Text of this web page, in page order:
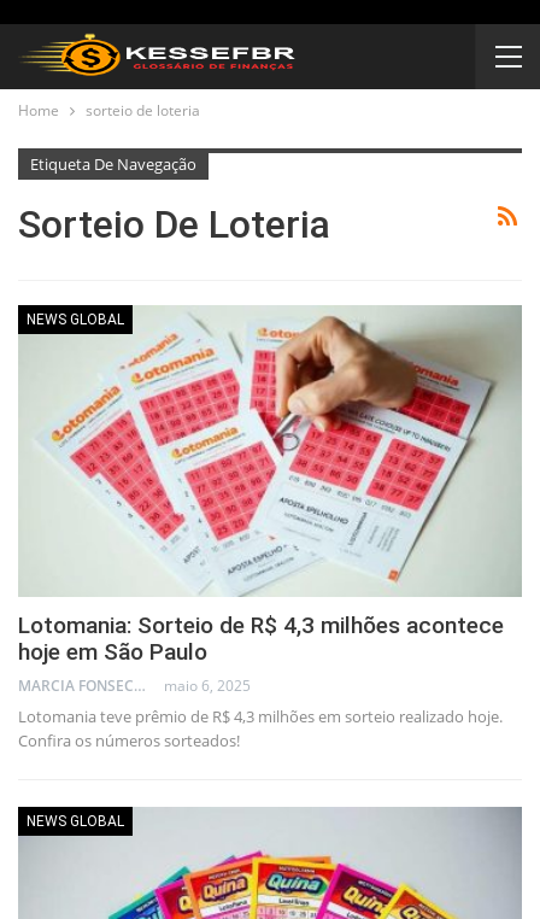
Home sorteio de loteria
Etiqueta De Navegação
Sorteio De Loteria
NEWS GLOBAL
Lotomania: Sorteio de R$ 4,3 milhões acontece
hoje em São Paulo
MARCIA FONSECA - FINANCIAL CONSULTANT maio 6, 2025
Lotomania teve prêmio de R$ 4,3 milhões em sorteio realizado hoje.
Confira os números sorteados!
NEWS GLOBAL